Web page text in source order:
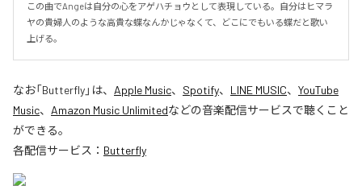
この曲でAngeは自分の心をアゲハチョウとして表現している。自分はヒマラ
ヤの貴婦人のような高貴な蝶なんかじゃなくて、どこにでもいる蝶だと歌い
上げる。
なお「Butterfly」は、 Apple Music、 Spotify、 LINE MUSIC、 YouTube
Music、 Amazon Music Unlimitedなどの音楽配信サービスで聴くこと
ができる。
各配信サービス： Butterfly